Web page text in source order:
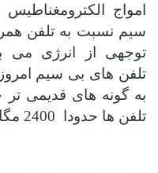
امواج
سیم نسبت به تلفن
توجهی از انرژی می
تلفن های بی سیم
به گونه های قدیمی تر
تلفن ها حدودا 2400 مگاهرتز می باشد.